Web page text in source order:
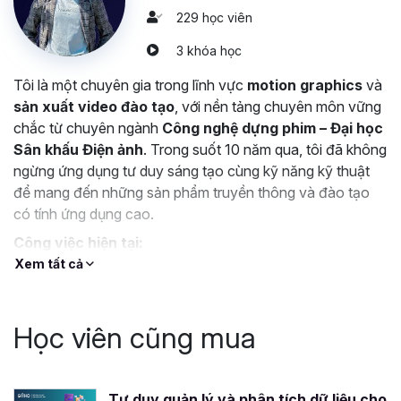
229 học viên
3 khóa học
Tôi là một chuyên gia trong lĩnh vực motion graphics và
sản xuất video đào tạo , với nền tảng chuyên môn vững
chắc từ chuyên ngành Công nghệ dựng phim – Đại học
Sân khấu Điện ảnh. Trong suốt 10 năm qua, tôi đã không
ngừng ứng dụng tư duy sáng tạo cùng kỹ năng kỹ thuật
để mang đến những sản phẩm truyền thông và đào tạo
có tính ứng dụng cao.
Công việc hiện tại:
Sản xuấtvideo e-learning
Thiết kế và sản xuấtvideo marketing
Tư vấn và thiết kế giải pháp đào tạo số (Digital
Xem tất cả
Học viên cũng mua